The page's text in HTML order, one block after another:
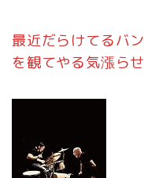
最近だらけてるバ
を観てやる気漲ら